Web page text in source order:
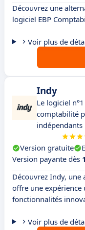
Découvrez une
logiciel EBP
Voir plus de
Indy
Le logiciel
comptabilité
indépendants
Version gratuite
Version payante dès
Découvrez Indy,
offre une expérience
fonctionnalités
Voir plus de